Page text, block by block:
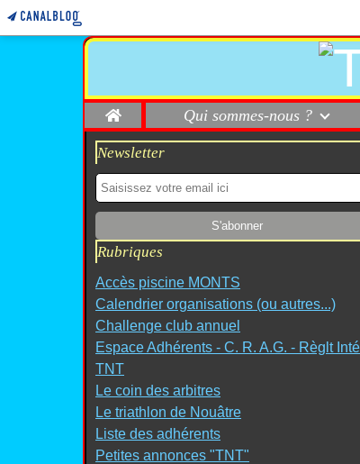
Home Qui sommes-nous ?
Newsletter
Rubriques
Accès piscine MONTS
Calendrier organisations (ou autres...)
Challenge club annuel
Espace Adhérents - C. R. A.G. - Règlt
TNT
Le coin des arbitres
Le triathlon de Nouâtre
Liste des adhérents
Petites annonces "TNT"